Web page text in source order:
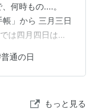
何時もの....。
」から 三月三日
は四月四日は
コラムの中に書
広告が載ると知
れているよう
普通の日
もっと見る